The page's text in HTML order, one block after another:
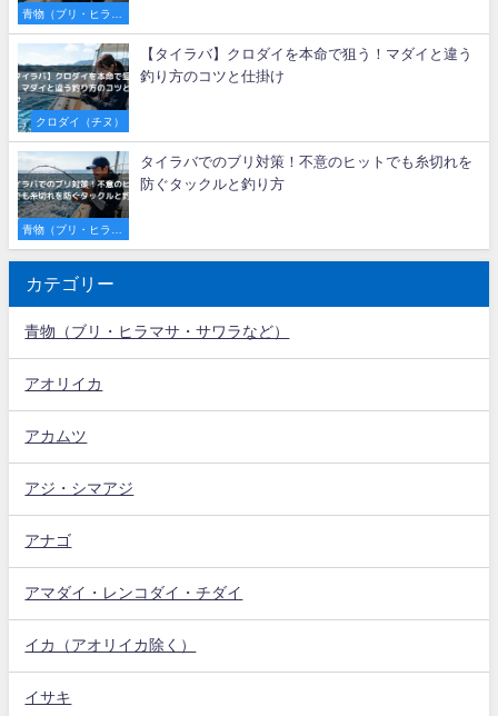
青物（ブリ・ヒラマ
クロダイ（チヌ）
【タイラバ】クロダイを本命で狙う！マダイと違う
釣り方のコツと仕掛け
青物（ブリ・ヒラマ
タイラバでのブリ対策！不意のヒットでも糸切れを
防ぐタックルと釣り方
カテゴリー
青物（ブリ・ヒラマサ・サワラなど）
アオリイカ
アカムツ
アジ・シマアジ
アナゴ
アマダイ・レンコダイ・チダイ
イカ（アオリイカ除く）
イサキ